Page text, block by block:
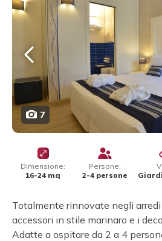
Dimensione:
16-24 mq
Persone:
2-4 persone
Totalmente rinnovate negli
accessori in stile marinaro e i
Adatte a ospitare da 2 a 4
7